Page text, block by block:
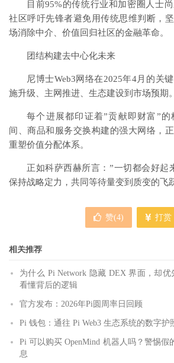
目前95%的传统行业和加密圈人士
社区呼吁先锋者避免用传统思维判断，
场消除中介、价值回归社区的金融革命。
团结构建去中心化未来
尼博士Web3网络在2025年4月的关
施升级、主网推进、生态建设到市场预期。
每个进展都印证着”贡献即财富”
间、商品和服务交换构建的强大网络，
重塑价值分配体系。
正如科萨西赫所言：”一切都会好起
保持战略定力，共同等待量变到质变的飞
赞(4) 打赏
相关推荐
为什么 Pi Network 隐藏 DEX 界面，却
看懂背后的逻辑
官方发布：2026年Pi圆周率日回顾
Pi 钱包：通往 Pi Web3 生态系统的数字护
Pi 可以购买 OpenMind 机器人吗？警惕假
息